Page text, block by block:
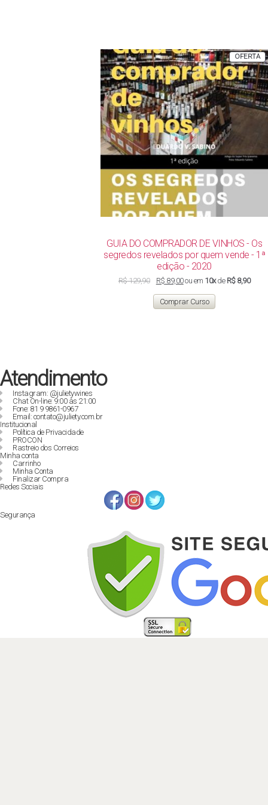
OFERTA
GUIA DO COMPRADOR DE VINHOS - Os
segredos revelados por quem vende - 1ª
edição - 2020
R$129,90
original
era:
R$ 129,90.
R$ 89,00O
atual
é:
R$ 89,00.
ou em 10xde R$ 8,90
Comprar Curso
Atendimento
Instagram: @julietywines
Chat On-line: 9:00 às 21:00
Fone: 81 9 9861-0967
Email: contato@juliety.com.br
Institucional
Política de Privacidade
PROCON
Rastreio dos Correios
Minha conta
Carrinho
Minha Conta
Finalizar Compra
Redes Sociais
Segurança